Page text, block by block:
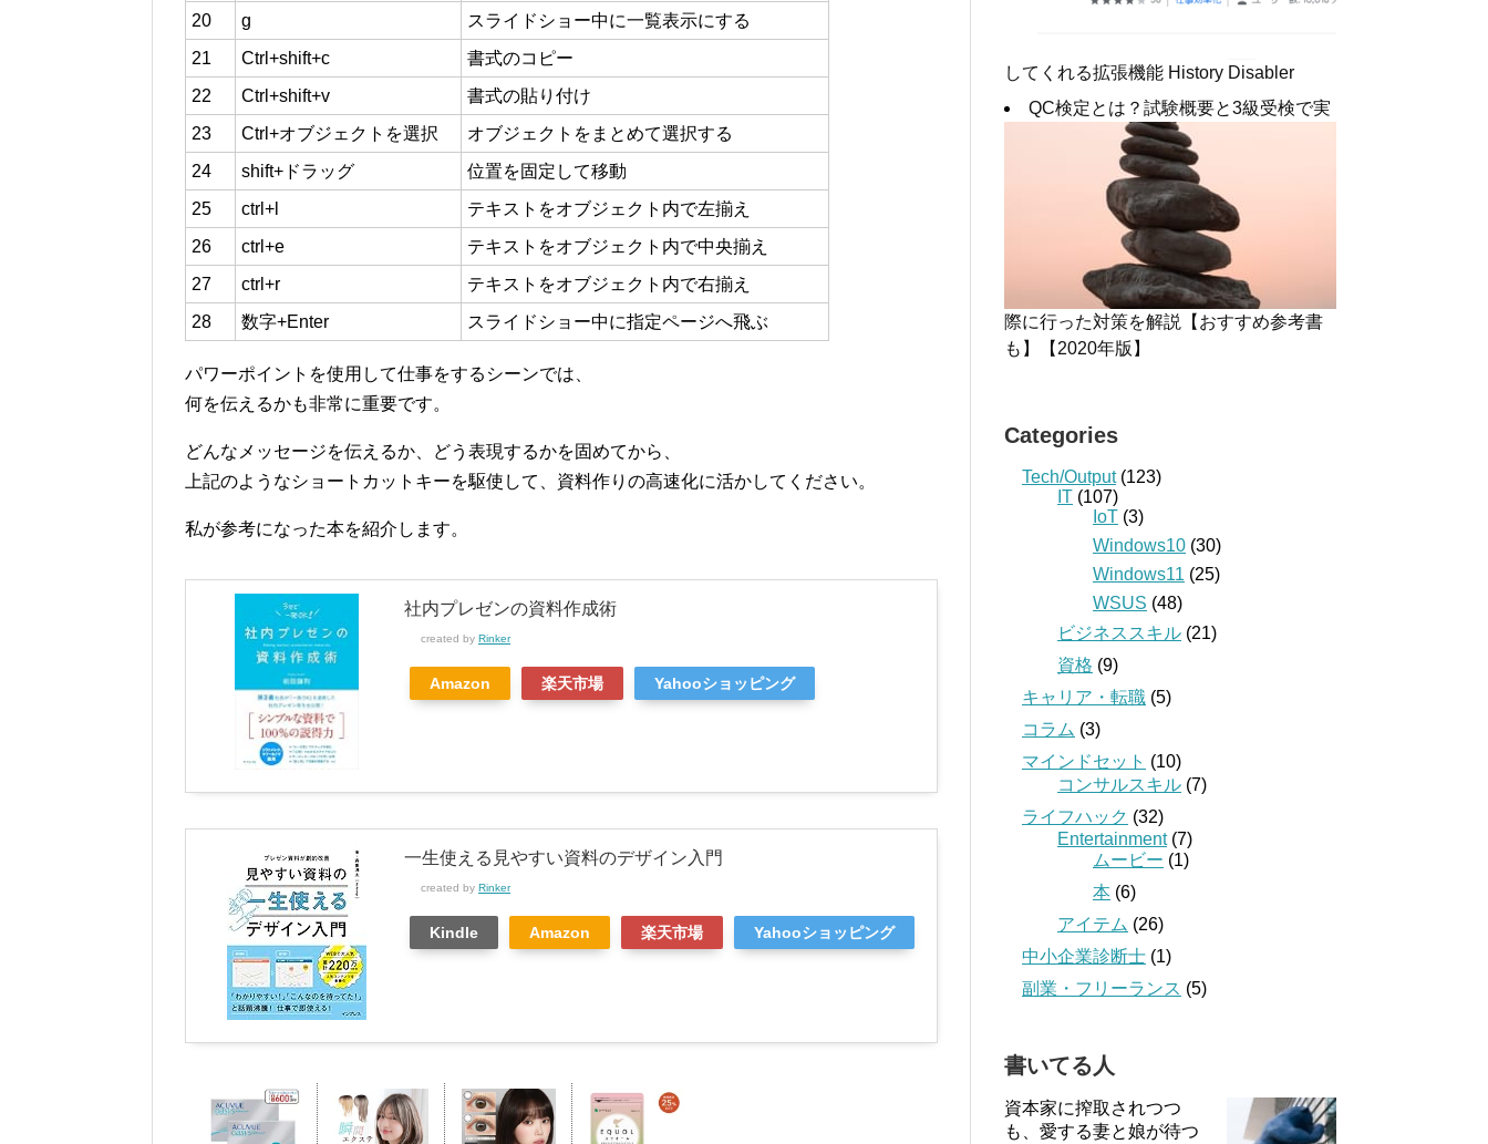
20
g
スライドショー中に一覧表示にする
21
Ctrl+shift+c
書式のコピー
22
Ctrl+shift+v
書式の貼り付け
23
Ctrl+オブジェクトを選択
オブジェクトをまとめて選択する
24
shift+ドラッグ
位置を固定して移動
25
ctrl+l
テキストをオブジェクト内で左揃え
26
ctrl+e
テキストをオブジェクト内で中央揃え
27
ctrl+r
テキストをオブジェクト内で右揃え
28
数字+Enter スライドショー中に指定ページへ飛ぶ
パワーポイントを使用して仕事をするシーンでは、
何を伝えるかも非常に重要です。
どんなメッセージを伝えるか、どう表現するかを固めてから、
上記のようなショートカットキーを駆使して、資料作りの高速化に活かしてください。
私が参考になった本を紹介します。
社内プレゼンの資料作成術
created by Rinker
Amazon 楽天市場 Yahooショッピング
一生使える見やすい資料のデザイン入門
created by Rinker
Kindle Amazon 楽天市場 Yahooショッピング
してくれる拡張機能 History Disabler
QC検定とは？試験概要と3級受検で実
際に行った対策を解説【おすすめ参考書
も】【2020年版】
Categories
Tech/Output(123)
IT (107)
IoT (3)
Windows10 (30)
Windows11 (25)
WSUS (48)
ビジネススキル (21)
資格 (9)
キャリア・転職 (5)
コラム (3)
マインドセット (10)
コンサルスキル (7)
ライフハック (32)
Entertainment(7)
ムービー (1)
本 (6)
アイテム (26)
中小企業診断士 (1)
副業・フリーランス (5)
書いてる人
資本家に搾取されつつ
も、愛する妻と娘が待つ